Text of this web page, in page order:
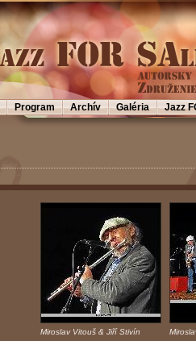
Program Archív Galéria Jazz
Miroslav Vitouš & Jiří Stivín